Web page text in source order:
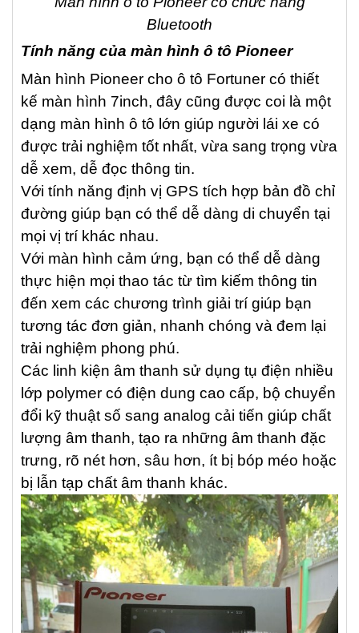
Bluetooth
Tính năng của màn hình ô tô Pioneer
Màn hình Pioneer cho ô tô Fortuner có thiết
kế màn hình 7inch, đây cũng được coi là một
dạng màn hình ô tô lớn giúp người lái xe có
được trải nghiệm tốt nhất, vừa sang trọng vừa
dễ xem, dễ đọc thông tin.
Với tính năng định vị GPS tích hợp bản đồ chỉ
đường giúp bạn có thể dễ dàng di chuyển tại
mọi vị trí khác nhau.
Với màn hình cảm ứng, bạn có thể dễ dàng
thực hiện mọi thao tác từ tìm kiếm thông tin
đến xem các chương trình giải trí giúp bạn
tương tác đơn giản, nhanh chóng và đem lại
trải nghiệm phong phú.
Các linh kiện âm thanh sử dụng tụ điện nhiều
lớp polymer có điện dung cao cấp, bộ chuyển
đổi kỹ thuật số sang analog cải tiến giúp chất
lượng âm thanh, tạo ra những âm thanh đặc
trưng, rõ nét hơn, sâu hơn, ít bị bóp méo hoặc
bị lẫn tạp chất âm thanh khác.